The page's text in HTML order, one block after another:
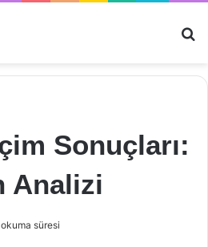
Sonuçları:
Analizi
süresi